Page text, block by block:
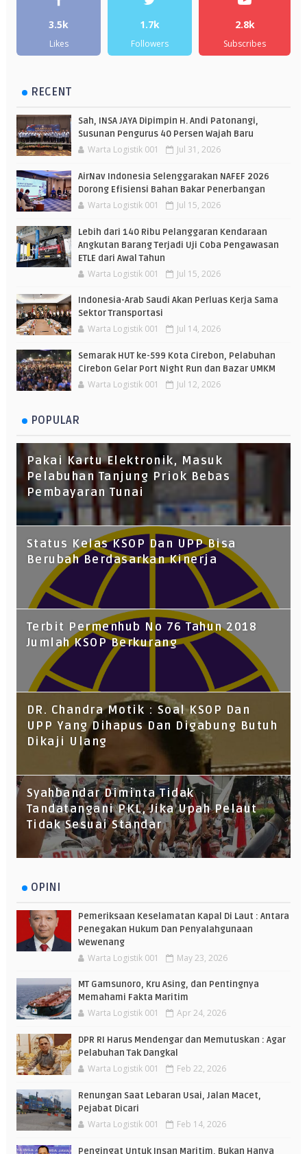
3.5k
Likes
1.7k
Followers
2.8k
Subscribes
RECENT
Sah, INSA JAYA Dipimpin H. Andi Patonangi,
Susunan Pengurus 40 Persen Wajah Baru
Warta Logistik 001 Jul 31, 2026
AirNav Indonesia Selenggarakan NAFEF 2026
Dorong Efisiensi Bahan Bakar Penerbangan
Warta Logistik 001 Jul 15, 2026
Lebih dari 140 Ribu Pelanggaran Kendaraan
Angkutan Barang Terjadi Uji Coba Pengawasan
ETLE dari Awal Tahun
Warta Logistik 001 Jul 15, 2026
Indonesia-Arab Saudi Akan Perluas Kerja Sama
Sektor Transportasi
Warta Logistik 001 Jul 14, 2026
Semarak HUT ke-599 Kota Cirebon, Pelabuhan
Cirebon Gelar Port Night Run dan Bazar UMKM
Warta Logistik 001 Jul 12, 2026
POPULAR
Pakai Kartu Elektronik, Masuk
Pelabuhan Tanjung Priok Bebas
Pembayaran Tunai
Status Kelas KSOP Dan UPP Bisa
Berubah Berdasarkan Kinerja
Terbit Permenhub No 76 Tahun 2018
Jumlah KSOP Berkurang
DR. Chandra Motik : Soal KSOP Dan
UPP Yang Dihapus Dan Digabung Butuh
Dikaji Ulang
Syahbandar Diminta Tidak
Tandatangani PKL, Jika Upah Pelaut
Tidak Sesuai Standar
OPINI
Pemeriksaan Keselamatan Kapal Di Laut : Antara
Penegakan Hukum Dan Penyalahgunaan
Wewenang
Warta Logistik 001 May 23, 2026
MT Gamsunoro, Kru Asing, dan Pentingnya
Memahami Fakta Maritim
Warta Logistik 001 Apr 24, 2026
DPR RI Harus Mendengar dan Memutuskan : Agar
Pelabuhan Tak Dangkal
Warta Logistik 001 Feb 22, 2026
Renungan Saat Lebaran Usai, Jalan Macet,
Pejabat Dicari
Warta Logistik 001 Feb 14, 2026
Pengingat Untuk Insan Maritim, Bukan Hanya